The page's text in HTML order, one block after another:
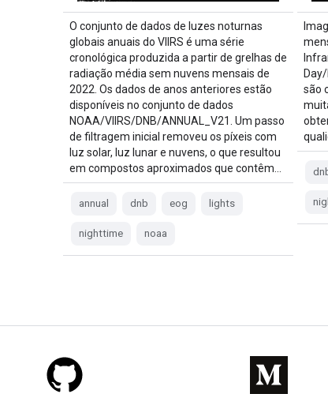
O conjunto de dados de luzes noturnas
globais anuais do VIIRS é uma série
cronológica produzida a partir de grelhas de
radiação média sem nuvens mensais de
2022. Os dados de anos anteriores estão
disponíveis no conjunto de dados
NOAA/VIIRS/DNB/ANNUAL_V21. Um passo
de filtragem inicial removeu os píxeis com
luz solar, luz lunar e nuvens, o que resultou
em compostos aproximados que contêm…
annual dnb eog lights
nighttime noaa
são